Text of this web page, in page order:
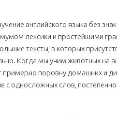
на английском языке с детишками
на английском языке
на английском языке
английского языка без
лексики и простейшими
тексты, в которых
Когда мы учим животных на
поровну домашних и
с односложных слов,